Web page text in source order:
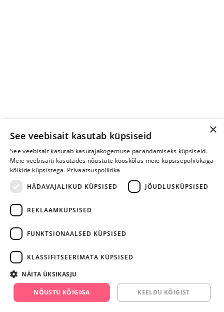
facebook.com/yesyes.ee
Instagram/yesyes.ee
×
See veebisait kasutab küpsiseid
See veebisait kasutab kasutajakogemuse parandamiseks küpsiseid.
Meie veebisaiti kasutades nõustute kooskõlas meie küpsisepoliitikaga
kõikide küpsistega. Privaatsuspoliitika
HÄDAVAJALIKUD KÜPSISED
JÕUDLUSKÜPSISED
REKLAAMKÜPSISED
FUNKTSIONAALSED KÜPSISED
KLASSIFITSEERIMATA KÜPSISED
NÄITA ÜKSIKASJU
NÕUSTU KÕIGIGA KEELDU KÕIGIST